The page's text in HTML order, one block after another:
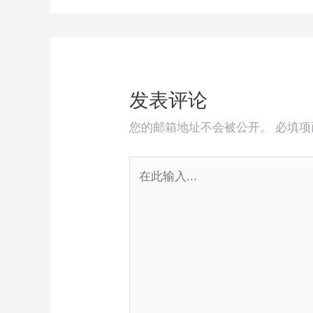
发表评论
您的邮箱地址不会被公开。 必填